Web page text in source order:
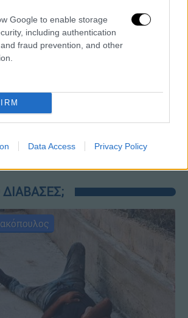
Google to enable storage
including authentication
fraud prevention, and other
Data Access Privacy Policy
|07.08.2026 14:13
την έξαρση της γρίπης Α
προορισμούς
16:18